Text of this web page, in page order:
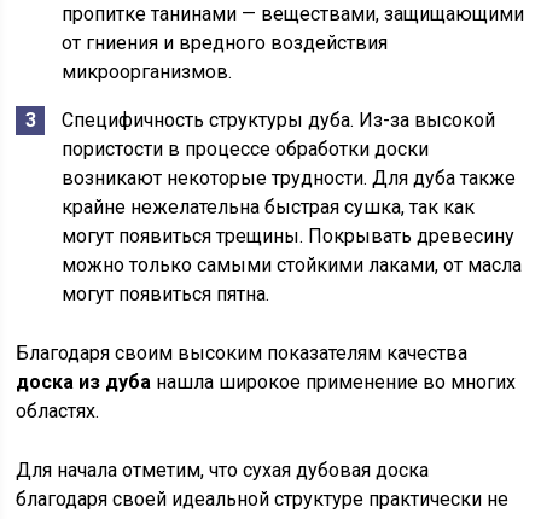
пропитке танинами — веществами, защищающими
от гниения и вредного воздействия
микроорганизмов.
Специфичность структуры дуба. Из-за высокой
пористости в процессе обработки доски
возникают некоторые трудности. Для дуба также
крайне нежелательна быстрая сушка, так как
могут появиться трещины. Покрывать древесину
можно только самыми стойкими лаками, от масла
могут появиться пятна.
Благодаря своим высоким показателям качества
доска из дуба нашла широкое применение во многих
областях.
Для начала отметим, что сухая дубовая доска
благодаря своей идеальной структуре практически не